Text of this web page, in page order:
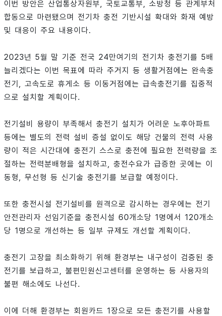
이번 방안은 산업통상자원부, 국토교통부, 소방청 등 관계부처
합동으로 마련됐으며 전기차 충전 기반시설 확대와 화재 예방
및 대응이 주요 내용이다.
2023년 5월 말 기준 전국 24만여기의 전기차 충전기를 5배
늘리겠다는 이번 목표에 따라 주거지 등 생활거점에는 완속충
전기, 고속도로 휴게소 등 이동거점에는 급속충전기를 집중적
으로 설치할 계획이다.
전기설비 용량이 부족해서 충전기 설치가 어려운 노후아파트
등에는 별도의 전력 설비 증설 없이도 해당 건물의 전력 사용
량이 적은 시간대에 충전기 스스로 충전에 필요한 전력량을 조
절하는 전력분배형을 설치하고, 충전수요가 급증한 곳에는 이
동형, 무선형 등 신기술 충전기를 보급할 예정이다.
또한 충전시설 전기설비를 원격으로 감시하는 경우에는 전기
안전관리자 선임기준을 충전시설 60개소당 1명에서 120개소
당 1명으로 개선하는 등 일부 규제도 개선할 계획이다.
충전기 고장을 최소화하기 위해 환경부는 내구성이 검증된 충
전기를 보급하고, 불편민원신고센터를 운영하는 등 사용자의
불편 해소에도 나선다.
이에 더해 환경부는 회원카드 1장으로 모든 충전기를 사용할